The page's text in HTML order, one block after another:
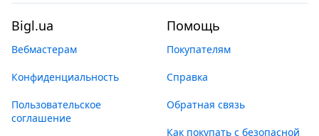
Bigl.ua
Вебмастерам
Конфиденциальность
Пользовательское
соглашение
Помощь
Покупателям
Справка
Обратная связь
Как покупать с безопасной